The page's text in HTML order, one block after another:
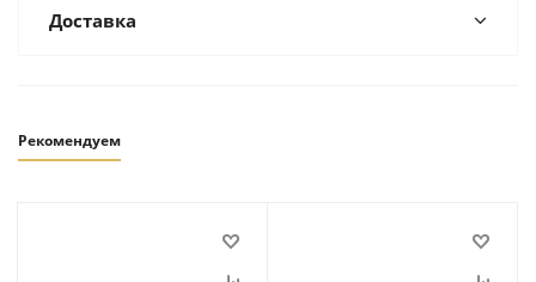
Доставка
Рекомендуем